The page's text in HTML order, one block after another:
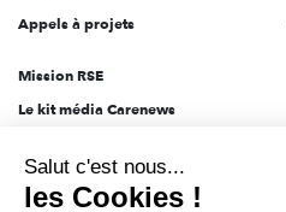
Appels à projets
Mission RSE
Le kit média Carenews
AEF info
Salut c'est nous...
les Cookies !